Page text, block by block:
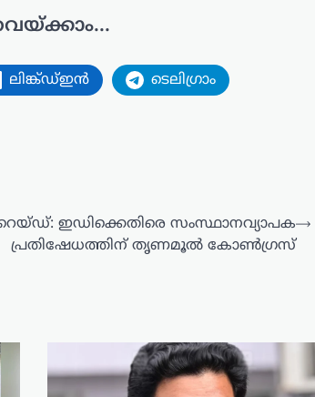
ലിങ്ക്ഡ്ഇൻ ടെലിഗ്രാം
ഇഡിക്കെതിരെ സംസ്ഥാനവ്യാപക
പ്രതിഷേധത്തിന് തൃണമൂല്‍ കോണ്‍ഗ്രസ്
⟶